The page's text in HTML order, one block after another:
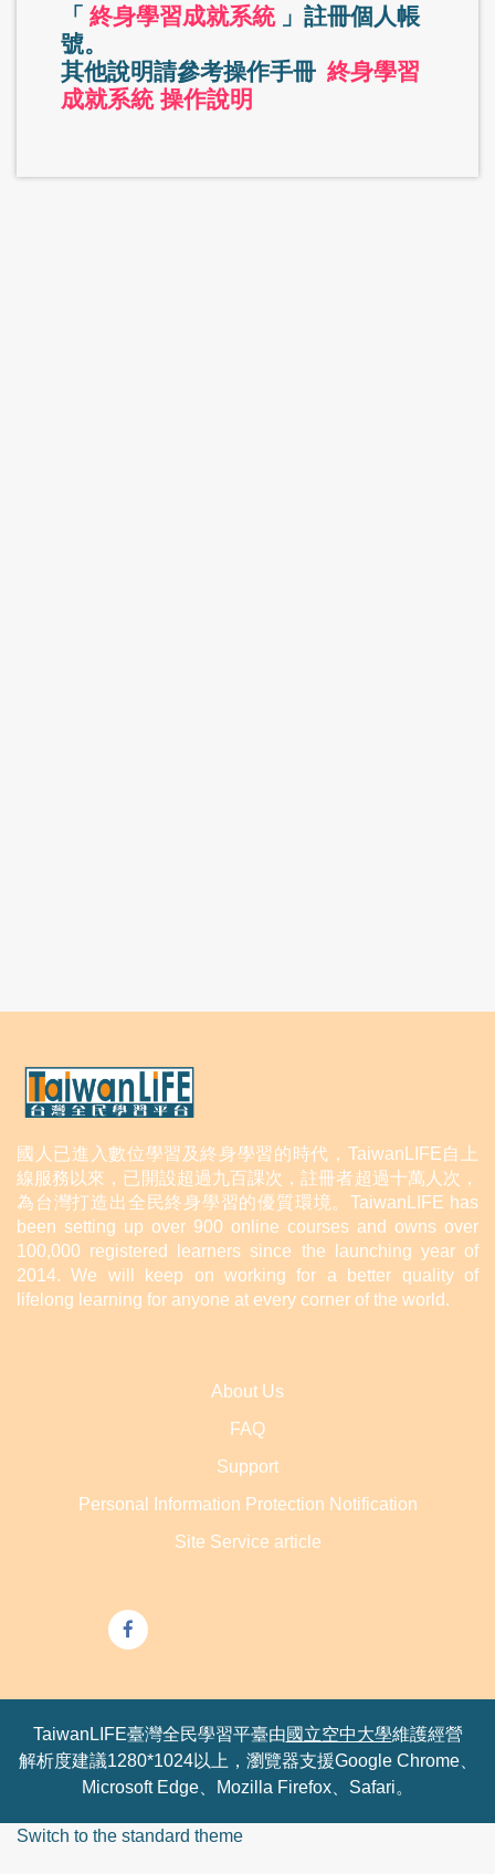
「 終身學習成就系統 」註冊個人帳
號。
其他說明請參考操作手冊 終身學習
成就系統 操作說明
國人已進入數位學習及終身學習的時代，TaiwanLIFE自上
線服務以來，已開設超過九百課次，註冊者超過十萬人次，
為台灣打造出全民終身學習的優質環境。TaiwanLIFE has
been setting up over 900 online courses and owns over
100,000 registered learners since the launching year of
2014. We will keep on working for a better quality of
lifelong learning for anyone at every corner of the world.
About Us
FAQ
Support
Personal Information Protection Notification
Site Service article
TaiwanLIFE臺灣全民學習平臺由國立空中大學維護經營
解析度建議1280*1024以上，瀏覽器支援Google Chrome、
Microsoft Edge、Mozilla Firefox、Safari。
Switch to the standard theme